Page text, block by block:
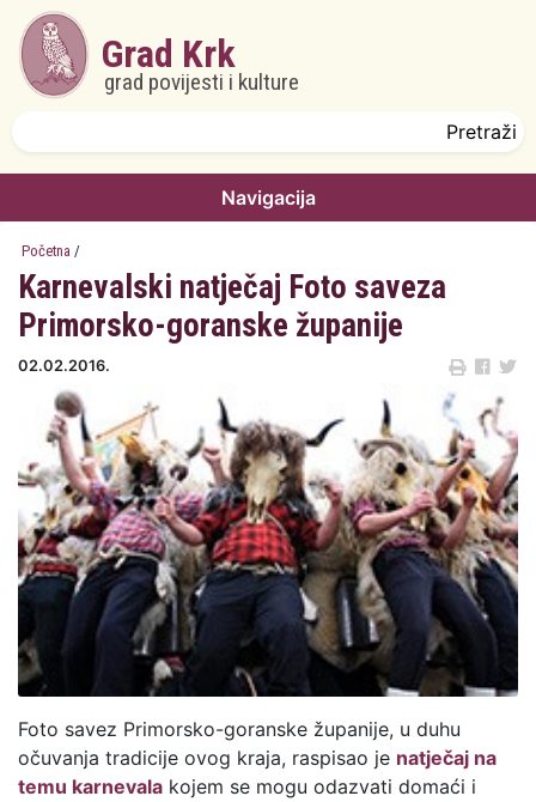
Skoči na glavni sadržaj
Grad Krk
grad povijesti i kulture
Navigacija
Početna /
Karnevalski natječaj Foto saveza
Primorsko-goranske županije
02.02.2016.
Foto savez Primorsko-goranske županije, u duhu
očuvanja tradicije ovog kraja, raspisao je natječaj na
temu karnevala kojem se mogu odazvati domaći i